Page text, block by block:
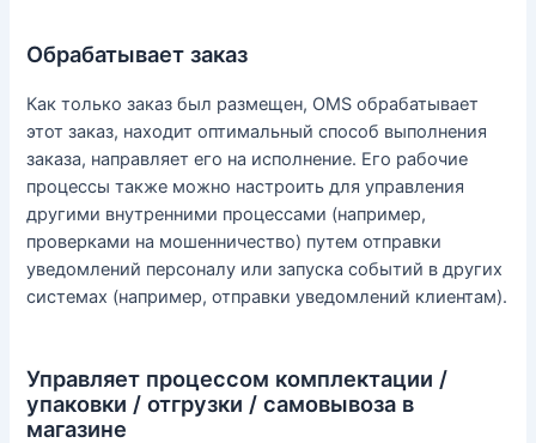
Обрабатывает заказ
Как только заказ был размещен, OMS обрабатывает
этот заказ, находит оптимальный способ выполнения
заказа, направляет его на исполнение. Его рабочие
процессы также можно настроить для управления
другими внутренними процессами (например,
проверками на мошенничество) путем отправки
уведомлений персоналу или запуска событий в других
системах (например, отправки уведомлений клиентам).
Управляет процессом комплектации /
упаковки / отгрузки / самовывоза в
магазине